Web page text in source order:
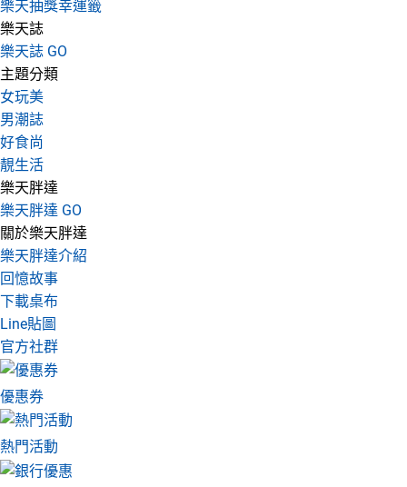
樂天抽獎幸運籤
樂天誌
樂天誌 GO
主題分類
女玩美
男潮誌
好食尚
靚生活
樂天胖達
樂天胖達 GO
關於樂天胖達
樂天胖達介紹
回憶故事
下載桌布
Line貼圖
官方社群
優惠券
熱門活動